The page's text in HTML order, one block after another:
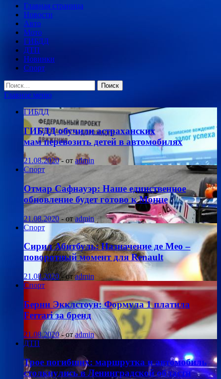
Главная страница
Новости
Авто
Мото
ГИБДД
ДТП
Новинки
Спорт
Найти:
Главное меню
ГИБДД
ГИБДД обучили астраханских
мам перевозить детей в автомобилях
21.08.2020- от admin
Спорт
Отмар Сафнауэр: Наше единственное
обновление будет готово к Монце
21.08.2020 -отadmin
Спорт
Сирил Абитбуль: Назначение де Мео –
поворотный момент для Renault
21.08.2020-отadmin
Спорт
Берни Экклстоун: Формула 1 платила
Ferrari за бренд
21.08.2020-отadmin
ДТП
Трое погибших: маршрутка и автомобиль
столкнулись в Ленинградской области